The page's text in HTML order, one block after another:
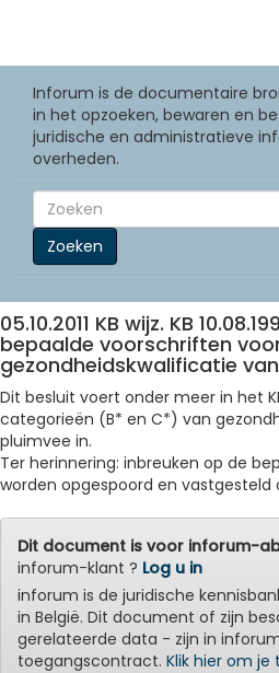
Inforum is de documentaire
in het opzoeken, bewaren en
juridische en administratieve
overheden.
Zoeken
05.10.2011 KB wijz. KB
bepaalde voorschriften
gezondheidskwalificatie
Dit besluit voert onder meer in het
categorieën (B* en C*) van
pluimvee in.
Ter herinnering: inbreuken op de
worden opgespoord en vastgesteld
Dit document is voor inforum-
inforum-klant ? Log u in
inforum is de juridische
in België. Dit document of zijn
gerelateerde data - zijn in
toegangscontract. Klik hier om